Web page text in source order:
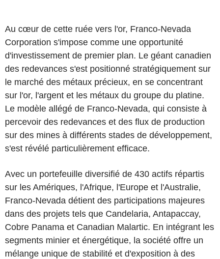
Au cœur de cette ruée vers l'or, Franco-Nevada
Corporation s'impose comme une opportunité
d'investissement de premier plan. Le géant canadien
des redevances s'est positionné stratégiquement sur
le marché des métaux précieux, en se concentrant
sur l'or, l'argent et les métaux du groupe du platine.
Le modèle allégé de Franco-Nevada, qui consiste à
percevoir des redevances et des flux de production
sur des mines à différents stades de développement,
s'est révélé particulièrement efficace.
Avec un portefeuille diversifié de 430 actifs répartis
sur les Amériques, l'Afrique, l'Europe et l'Australie,
Franco-Nevada détient des participations majeures
dans des projets tels que Candelaria, Antapaccay,
Cobre Panama et Canadian Malartic. En intégrant les
segments minier et énergétique, la société offre un
mélange unique de stabilité et d'exposition à des